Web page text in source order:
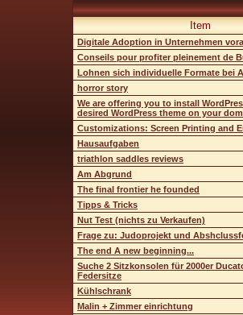
Item
Digitale Adoption in Unternehmen
Conseils pour profiter pleinement de
Lohnen sich individuelle Formate bei
horror story
We are offering you to install
desired WordPress theme on your
Customizations: Screen Printing and
Hausaufgaben
triathlon saddles reviews
Am Abgrund
The final frontier he founded
Tipps & Tricks
Nut Test (nichts zu Verkaufen)
Frage zu: Judoprojekt und
The end A new beginning...
Suche 2 Sitzkonsolen für 2000er
Federsitze
Kühlschrank
Malin + Zimmer einrichtung